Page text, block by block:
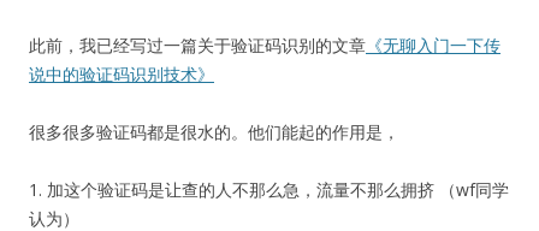
此前，我已经写过一篇关于验证码识别的文章 《无聊入门一下传
说中的验证码识别技术》
很多很多验证码都是很水的。他们能起的作用是，
1. 加这个验证码是让查的人不那么急，流量不那么拥挤 （wf同学
认为）